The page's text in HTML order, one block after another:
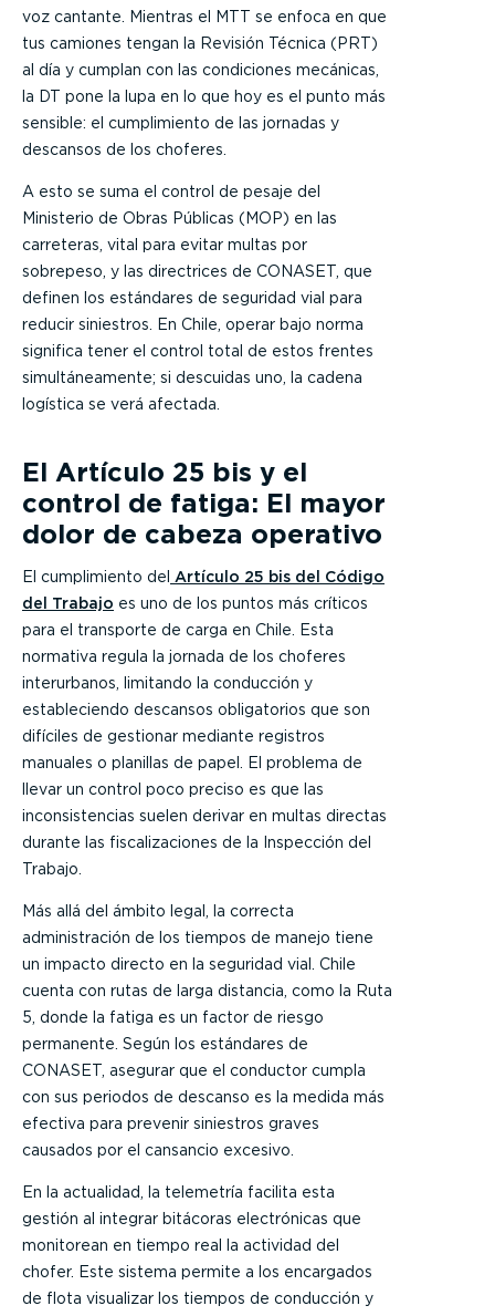
voz cantante. Mientras el MTT se enfoca en que
tus camiones tengan la Revisión Técnica (PRT)
al día y cumplan con las condiciones mecánicas,
la DT pone la lupa en lo que hoy es el punto más
sensible: el cumplimiento de las jornadas y
descansos de los choferes.
A esto se suma el control de pesaje del
Ministerio de Obras Públicas (MOP) en las
carreteras, vital para evitar multas por
sobrepeso, y las directrices de CONASET, que
definen los estándares de seguridad vial para
reducir siniestros. En Chile, operar bajo norma
significa tener el control total de estos frentes
simultáneamente; si descuidas uno, la cadena
logística se verá afectada.
El Artículo 25 bis y el
control de fatiga: El mayor
dolor de cabeza operativo
El cumplimiento del Artículo 25 bis del Código
del Trabajo es uno de los puntos más críticos
para el transporte de carga en Chile. Esta
normativa regula la jornada de los choferes
interurbanos, limitando la conducción y
estableciendo descansos obligatorios que son
difíciles de gestionar mediante registros
manuales o planillas de papel. El problema de
llevar un control poco preciso es que las
inconsistencias suelen derivar en multas directas
durante las fiscalizaciones de la Inspección del
Trabajo.
Más allá del ámbito legal, la correcta
administración de los tiempos de manejo tiene
un impacto directo en la seguridad vial. Chile
cuenta con rutas de larga distancia, como la Ruta
5, donde la fatiga es un factor de riesgo
permanente. Según los estándares de
CONASET, asegurar que el conductor cumpla
con sus periodos de descanso es la medida más
efectiva para prevenir siniestros graves
causados por el cansancio excesivo.
En la actualidad, la telemetría facilita esta
gestión al integrar bitácoras electrónicas que
monitorean en tiempo real la actividad del
chofer. Este sistema permite a los encargados
de flota visualizar los tiempos de conducción y